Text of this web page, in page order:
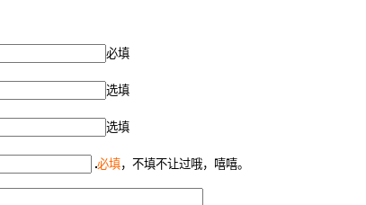
必填
选填
选填
必填，不填不让过哦，嘻嘻。